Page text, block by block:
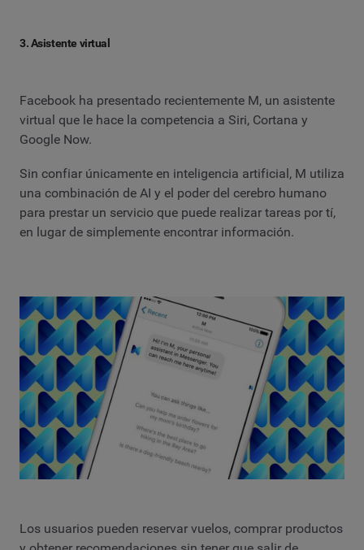
3. Asistente virtual
Facebook ha presentado recientemente M, un asistente
virtual que le hace la competencia a Siri, Cortana y
Google Now.
Sin confiar únicamente en inteligencia artificial, M utiliza
una combinación de AI y el poder del cerebro humano
para prestar un servicio que puede realizar tareas por tí,
en lugar de simplemente encontrar información.
Los usuarios pueden reservar vuelos, comprar productos